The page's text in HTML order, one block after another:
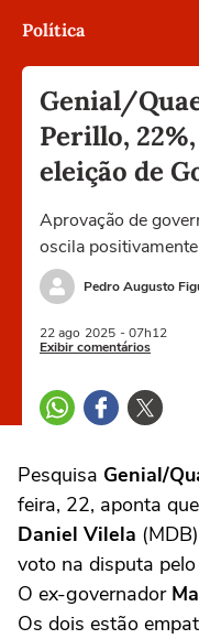
Política
Genial/
Perillo,
eleição de
Aprovação de
oscila
Pedro Augusto
22 ago 2025 - 07h12
Exibir comentários
Pesquisa Genial/
feira, 22, aponta
Daniel Vilela
voto na disputa
O ex-governador
Os dois estão